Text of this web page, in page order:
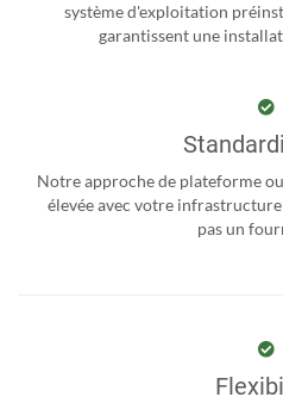
système d'exploitation
garantissent une
Notre approche de plateforme
élevée avec votre
pas un